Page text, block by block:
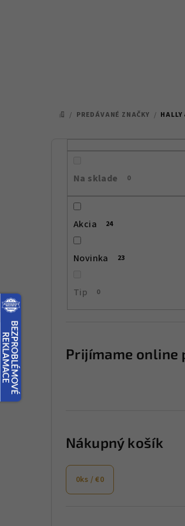
DOMOV
/ PREDÁVANÉ ZNAČKY / HALLY
Na sklade 0
Akcia 24
Novinka 23
Tip 0
Prijímame online
Nákupný košík
0ks /€0